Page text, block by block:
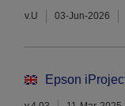
v.U 03-Jun-2026
Epson